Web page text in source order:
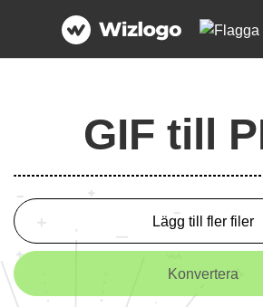
GIF till
Lägg till fler filer
Konvertera